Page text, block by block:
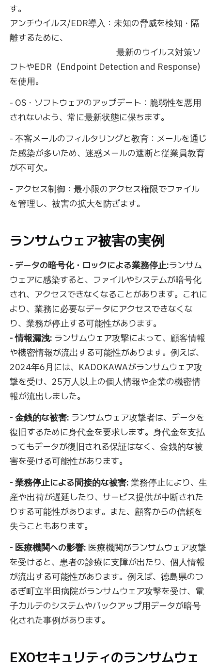
す。
アンチウイルス/EDR導入：未知の脅威を検知・隔
離するために、
最新のウイルス対策ソ
フトやEDR（Endpoint Detection and Response）
を使用。
- OS・ソフトウェアのアップデート：脆弱性を悪用
されないよう、常に最新状態に保ちます。
- 不審メールのフィルタリングと教育：メールを通じ
た感染が多いため、迷惑メールの遮断と従業員教育
が不可欠。
- アクセス制御：最小限のアクセス権限でファイル
を管理し、被害の拡大を防ぎます。
ランサムウェア被害の実例
- データの暗号化・ロックによる業務停止:ランサム
ウェアに感染すると、ファイルやシステムが暗号化
され、アクセスできなくなることがあります。これに
より、業務に必要なデータにアクセスできなくな
り、業務が停止する可能性があります。
- 情報漏洩: ランサムウェア攻撃によって、顧客情報
や機密情報が流出する可能性があります。例えば、
2024年6月には、KADOKAWAがランサムウェア攻
撃を受け、25万人以上の個人情報や企業の機密情
報が流出しました。
- 金銭的な被害: ランサムウェア攻撃者は、データを
復旧するために身代金を要求します。身代金を支払
ってもデータが復旧される保証はなく、金銭的な被
害を受ける可能性があります。
- 業務停止による間接的な被害: 業務停止により、生
産や出荷が遅延したり、サービス提供が中断された
りする可能性があります。また、顧客からの信頼を
失うこともあります。
- 医療機関への影響: 医療機関がランサムウェア攻撃
を受けると、患者の診療に支障が出たり、個人情報
が流出する可能性があります。例えば、徳島県のつ
るぎ町立半田病院がランサムウェア攻撃を受け、電
子カルテのシステムやバックアップ用データが暗号
化された事例があります。
EXOセキュリティのランサムウェ